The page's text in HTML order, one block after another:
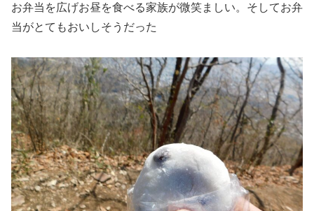
お弁当を広げお昼を食べる家族が微笑ましい。そしてお弁
当がとてもおいしそうだった